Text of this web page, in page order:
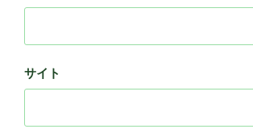
サイト